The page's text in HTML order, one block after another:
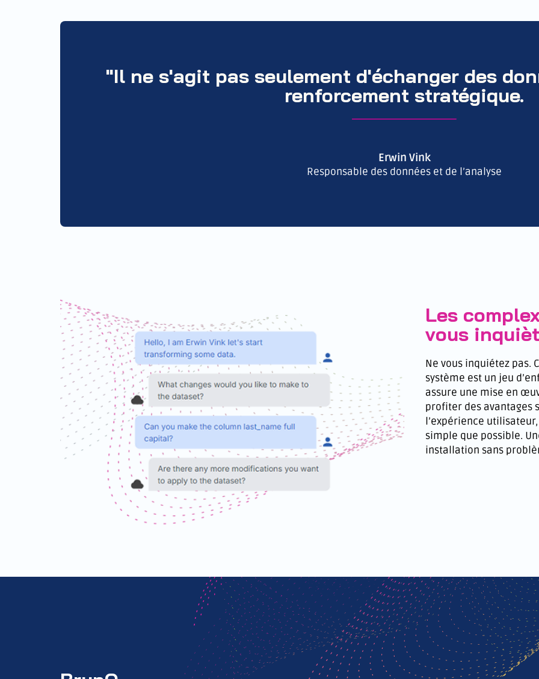
"Il ne s'agit pas seulement d'échanger des
renforcement stratégique.
Erwin Vink
Responsable des données et de l’analyse
Les
vous
Ne vous inquiétez pas.
système est un jeu
assure une mise en
profiter des avantages
l’expérience
simple que possible.
installation sans